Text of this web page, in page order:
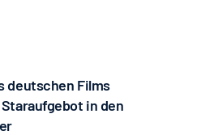
deutschen Films
in den